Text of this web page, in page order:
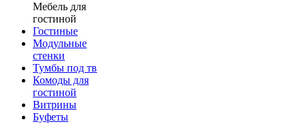
Мебель для
гостиной
Гостиные
Модульные
стенки
Тумбы под тв
Комоды для
гостиной
Витрины
Буфеты